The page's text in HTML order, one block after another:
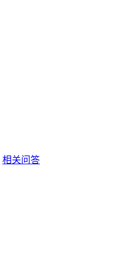
相关问答